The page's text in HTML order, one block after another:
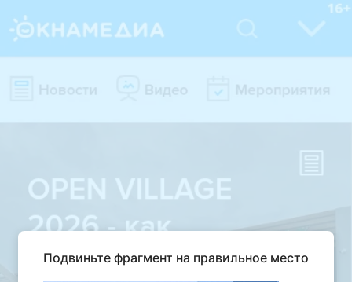
Подвиньте фрагмент на правильное место